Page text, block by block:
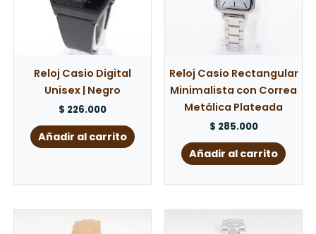
Reloj Casio Digital
Unisex | Negro
$ 226.000
Añadir al carrito
Reloj Casio Rectangular
Minimalista con Correa
Metálica Plateada
$ 285.000
Añadir al carrito